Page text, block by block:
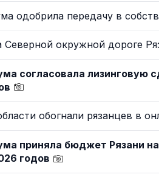
одобрила передачу в
окружной дороге
согласовала лизинговую
обогнали рязанцев в
приняла бюджет Рязани
годов